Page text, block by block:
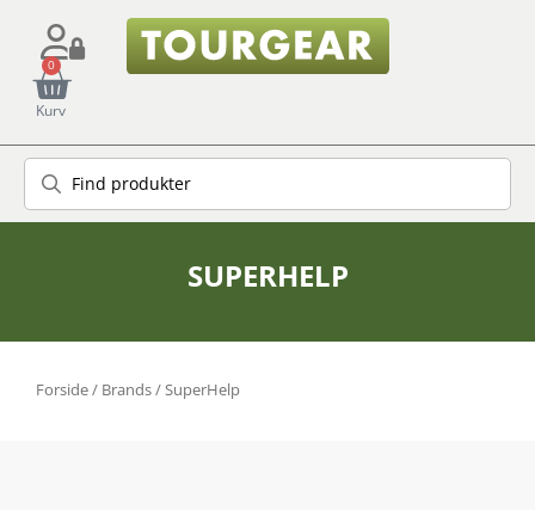
0
Kurv
SUPERHELP
Forside/ Brands / SuperHelp